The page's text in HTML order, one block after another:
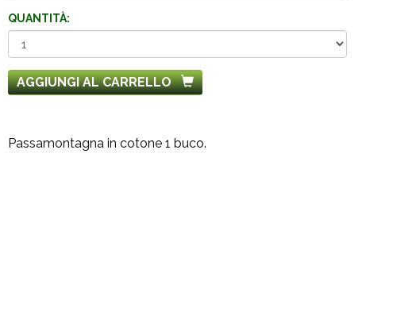
QUANTITÀ:
AGGIUNGI AL CARRELLO
Passamontagna in cotone 1 buco.